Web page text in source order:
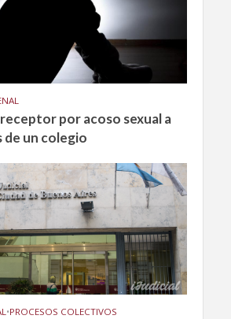
por acoso sexual a
de un colegio
•PROCESOS COLECTIVOS